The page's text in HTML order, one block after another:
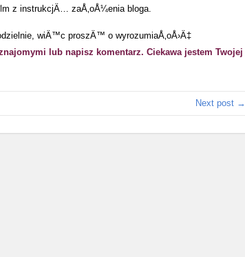
z instrukcjÄ… zaÅ‚oÅ¼enia bloga.
wiÄ™c proszÄ™ o wyrozumiaÅ‚oÅ›Ä‡
lub napisz komentarz. Ciekawa jestem Twojej
Next post →